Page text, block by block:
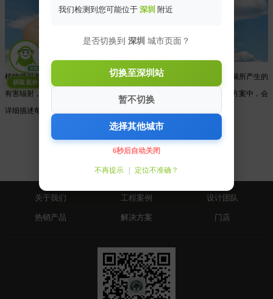
植物墙可有效清除室内有毒物质，减少空气中的灰尘和微生物，减少电脑所产生的
有害辐射，是对抗装修污染最环保的方式。我们给客户提供的植物选配方案中，会
详细描述每种选配植物的环境改善功效。
关于我们 工程案例 设计团队
热销产品 解决方案 门店
在线
获取底价
我们检测到您可能位于 深圳 附近
是否切换到 深圳 城市页面？
切换至深圳站
暂不切换
选择其他城市
6秒后自动关闭
不再提示 定位不准确？